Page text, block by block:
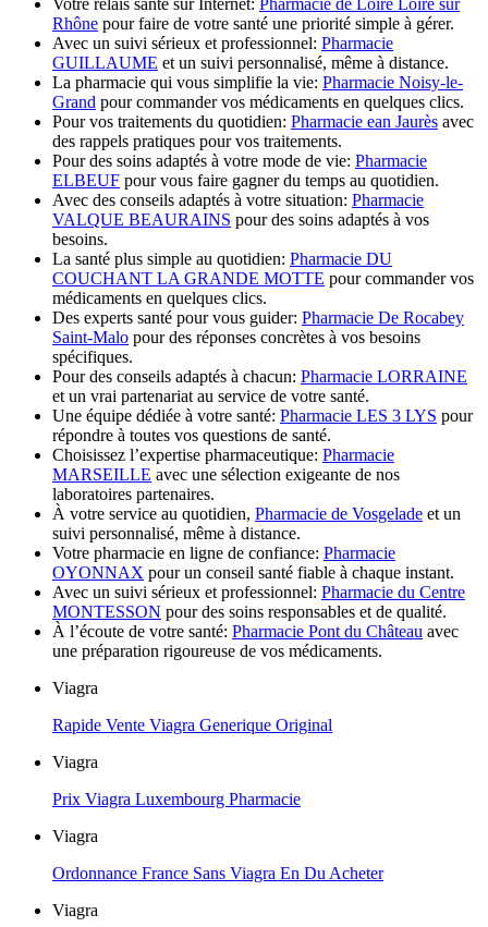
Rhône pour faire de votre santé une priorité simple à gérer.
Avec un suivi sérieux et professionnel: Pharmacie
GUILLAUME et un suivi personnalisé, même à distance.
La pharmacie qui vous simplifie la vie: Pharmacie Noisy-le-
Grand pour commander vos médicaments en quelques clics.
Pour vos traitements du quotidien: Pharmacie ean Jaurès avec
des rappels pratiques pour vos traitements.
Pour des soins adaptés à votre mode de vie: Pharmacie
ELBEUF pour vous faire gagner du temps au quotidien.
Avec des conseils adaptés à votre situation: Pharmacie
VALQUE BEAURAINS pour des soins adaptés à vos
besoins.
La santé plus simple au quotidien: Pharmacie DU
COUCHANT LA GRANDE MOTTE pour commander vos
médicaments en quelques clics.
Des experts santé pour vous guider: Pharmacie De Rocabey
Saint-Malo pour des réponses concrètes à vos besoins
spécifiques.
Pour des conseils adaptés à chacun: Pharmacie LORRAINE
et un vrai partenariat au service de votre santé.
Une équipe dédiée à votre santé: Pharmacie LES 3 LYS pour
répondre à toutes vos questions de santé.
Choisissez l’expertise pharmaceutique: Pharmacie
MARSEILLE avec une sélection exigeante de nos
laboratoires partenaires.
À votre service au quotidien, Pharmacie de Vosgelade et un
suivi personnalisé, même à distance.
Votre pharmacie en ligne de confiance: Pharmacie
OYONNAX pour un conseil santé fiable à chaque instant.
Avec un suivi sérieux et professionnel: Pharmacie du Centre
MONTESSON pour des soins responsables et de qualité.
À l’écoute de votre santé: Pharmacie Pont du Château avec
une préparation rigoureuse de vos médicaments.
Viagra
Rapide Vente Viagra Generique Original
Viagra
Prix Viagra Luxembourg Pharmacie
Viagra
Ordonnance France Sans Viagra En Du Acheter
Viagra